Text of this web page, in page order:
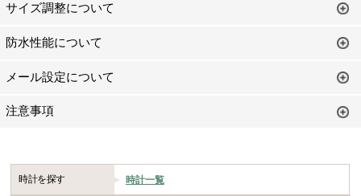
サイズ調整について
防水性能について
メール設定について
注意事項
時計を探す 時計一覧